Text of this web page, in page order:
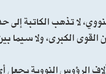
لا تذهب الكاتبة إلى
القوى الكبرى، ولا سيما